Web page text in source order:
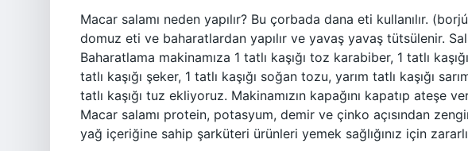
Macar salamı neden yapılır? Bu çorbada dana eti kullanılır.
domuz eti ve baharatlardan yapılır ve yavaş yavaş tütsülenir.
Baharatlama makinamıza 1 tatlı kaşığı toz karabiber, 1 tatlı
tatlı kaşığı şeker, 1 tatlı kaşığı soğan tozu, yarım tatlı kaşığı
tatlı kaşığı tuz ekliyoruz. Makinamızın kapağını kapatıp ateşe
Macar salamı protein, potasyum, demir ve çinko açısından
yağ içeriğine sahip şarküteri ürünleri yemek sağlığınız için